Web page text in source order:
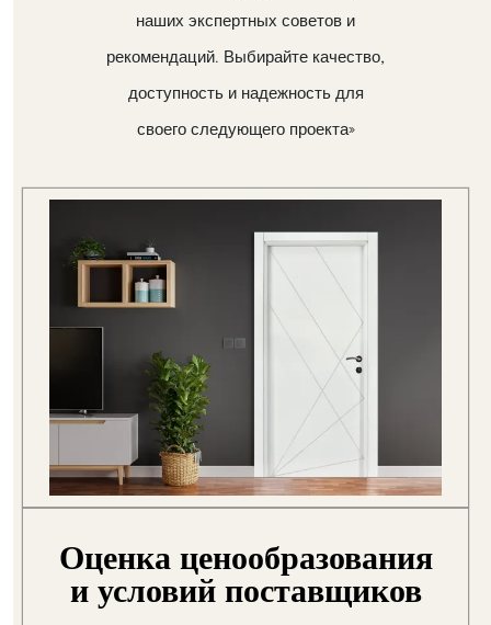
наших экспертных советов и
рекомендаций. Выбирайте качество,
доступность и надежность для
своего следующего проекта»
Оценка ценообразования
и условий поставщиков